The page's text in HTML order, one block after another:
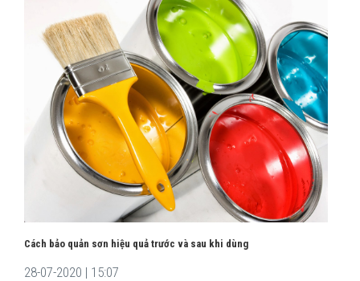
Cách bảo quản sơn hiệu quả trước và sau khi dùng
28-07-2020 | 15:07